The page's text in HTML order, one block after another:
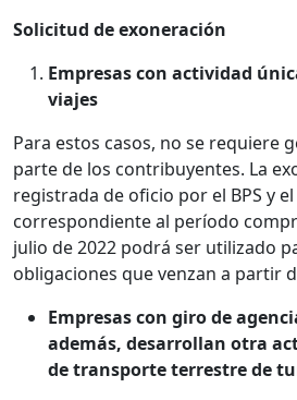
Solicitud de exoneración
Empresas con actividad
viajes
Para estos casos, no se requiere
parte de los contribuyentes. La
registrada de oficio por el BPS y
correspondiente al período
julio de 2022 podrá ser utilizado
obligaciones que venzan a partir
Empresas con giro de
además, desarrollan otra
de transporte terrestre de